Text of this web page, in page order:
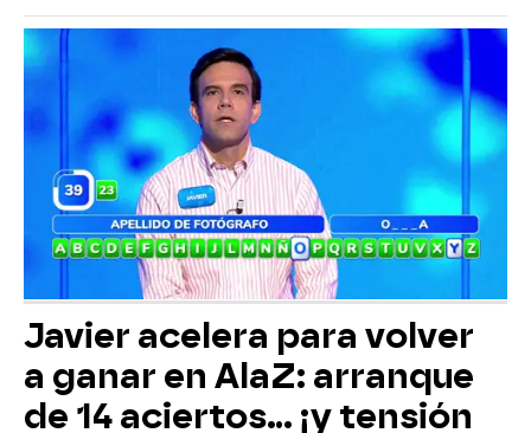
Javier acelera para volver
a ganar en AlaZ: arranque
de 14 aciertos… ¡y tensión